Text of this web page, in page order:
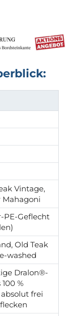
Vintage,
Mahagoni
PE-Geflecht
Old Teak
washed
Dralon®-
%
frei